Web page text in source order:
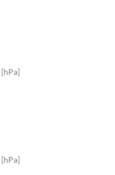
[hPa]
[hPa]